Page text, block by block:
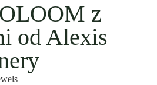
z
od Alexis